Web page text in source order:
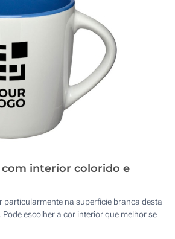
com interior colorido e
particularmente na superfície branca desta
escolher a cor interior que melhor se